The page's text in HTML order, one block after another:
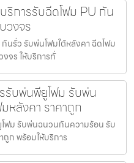
ริการรับฉีดโฟม PU กัน
วงจร
นรั่ว รับพ่นโฟมใต้หลังคา ฉีดโฟม
จร ให้บริการทั่
รับพ่นพียูโฟม รับพ่น
หลังคา ราคาถูก
ฟม รับพ่นฉนวนกันความร้อน รับ
ก พร้อมให้บริการ